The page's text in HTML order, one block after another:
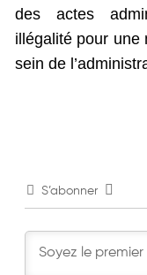
des actes
illégalité pour une
sein de
S’abonner